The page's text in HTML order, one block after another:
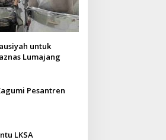
untuk
Lumajang
Pesantren
LKSA